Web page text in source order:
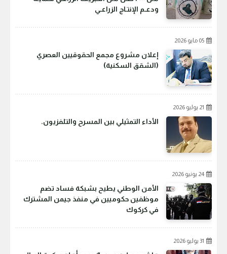
ودعـم الإنتـاج الزراعـي
05 مايو 2026
إعلان مشروع مجمع الحقوقيين العصري
(الشقق السكنية)
21 يوليو 2026
الأداء التمثيلي بين المسرح والتلفزيون.
24 يونيو 2026
الأمن الوطني يطيح بشبكة فساد تضم
موظفين حكوميين في منفذ جيمن المشترك
في كركوك
31 يوليو 2026